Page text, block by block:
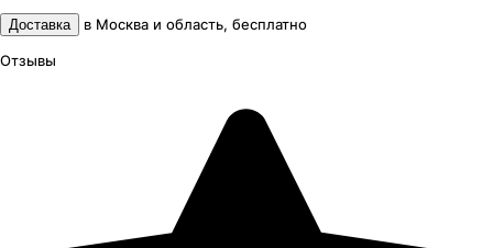
Доставка в Москва и область, бесплатно
Отзывы